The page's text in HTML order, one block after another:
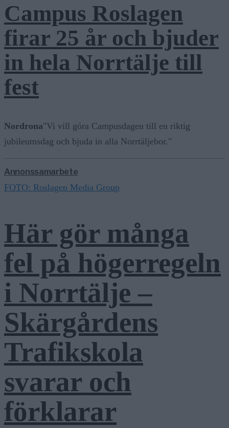
Campus Roslagen
firar 25 år och bjuder
in hela Norrtälje till
fest
Nordrona"Vi vill göra Campusdagen till en riktig
jubileumsdag och bjuda in alla Norrtäljebor."
Annonssamarbete
FOTO: Roslagen Media Group
Här gör många
fel på högerregeln
i Norrtälje –
Skärgårdens
Trafikskola
svarar och
förklarar